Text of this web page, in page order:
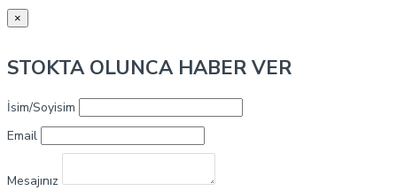
×
STOKTA OLUNCA HABER VER
İsim/Soyisim
Email
Mesajınız